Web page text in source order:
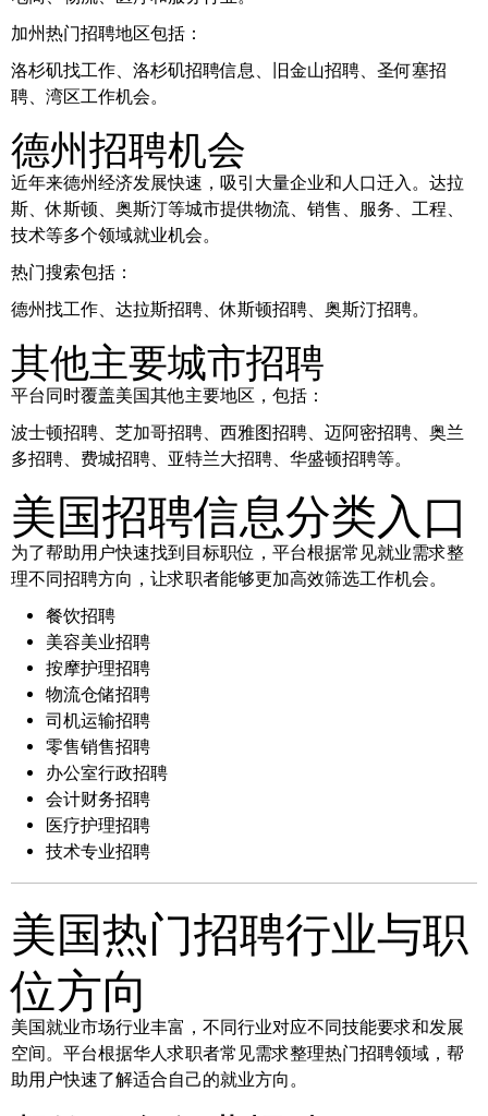
加州热门招聘地区包括：
洛杉矶找工作、洛杉矶招聘信息、旧金山招聘、圣何塞招
聘、湾区工作机会。
德州招聘机会
近年来德州经济发展快速，吸引大量企业和人口迁入。达拉
斯、休斯顿、奥斯汀等城市提供物流、销售、服务、工程、
技术等多个领域就业机会。
热门搜索包括：
德州找工作、达拉斯招聘、休斯顿招聘、奥斯汀招聘。
其他主要城市招聘
平台同时覆盖美国其他主要地区，包括：
波士顿招聘、芝加哥招聘、西雅图招聘、迈阿密招聘、奥兰
多招聘、费城招聘、亚特兰大招聘、华盛顿招聘等。
美国招聘信息分类入口
为了帮助用户快速找到目标职位，平台根据常见就业需求整
理不同招聘方向，让求职者能够更加高效筛选工作机会。
餐饮招聘
美容美业招聘
按摩护理招聘
物流仓储招聘
司机运输招聘
零售销售招聘
办公室行政招聘
会计财务招聘
医疗护理招聘
技术专业招聘
美国热门招聘行业与职
位方向
美国就业市场行业丰富，不同行业对应不同技能要求和发展
空间。平台根据华人求职者常见需求整理热门招聘领域，帮
助用户快速了解适合自己的就业方向。